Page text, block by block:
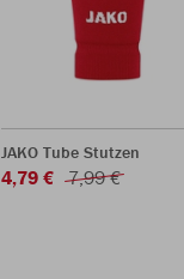
JAKO Tube Stutzen
4,79 € 7,99 €